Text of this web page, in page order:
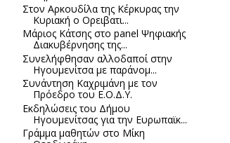
Στον Αρκουδίλα της Κέρκυρας την
Κυριακή ο Ορειβατι...
Μάριος Κάτσης στο panel Ψηφιακής
Διακυβέρνησης της...
Συνελήφθησαν αλλοδαποί στην
Ηγουμενίτσα με παράνομ...
Συνάντηση Καχριμάνη με τον
Πρόεδρο του Ε.Ο.Δ.Υ.
Εκδηλώσεις του Δήμου
Ηγουμενίτσας για την Ευρωπαϊκ...
Γράμμα μαθητών στο Μίκη